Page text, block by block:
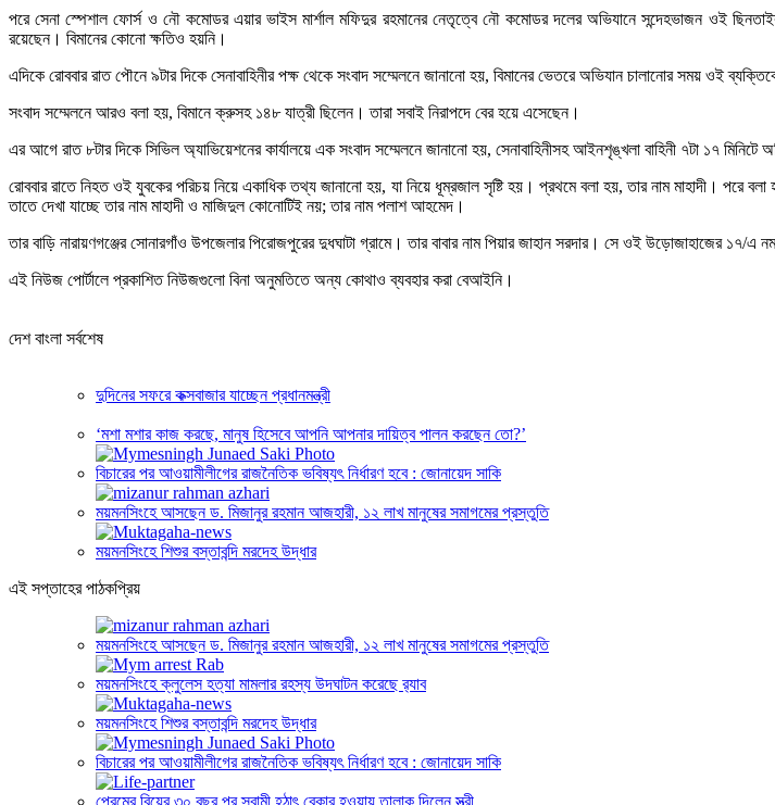
পরে সেনা স্পেশাল ফোর্স ও নৌ কমোডর এয়ার ভাইস মার্শাল মফিদুর রহমানের নেতৃত্বে নৌ কমোডর দলের অভিযানে সন্দেহভাজন ওই
রয়েছেন। বিমানের কোনো ক্ষতিও হয়নি।
এদিকে রোববার রাত পৌনে ৯টার দিকে সেনাবাহিনীর পক্ষ থেকে সংবাদ সম্মেলনে জানানো হয়, বিমানের ভেতরে অভিযান চালানোর সময় ওই
সংবাদ সম্মেলনে আরও বলা হয়, বিমানে ক্রুসহ ১৪৮ যাত্রী ছিলেন। তারা সবাই নিরাপদে বের হয়ে এসেছেন।
এর আগে রাত ৮টার দিকে সিভিল অ্যাভিয়েশনের কার্যালয়ে এক সংবাদ সম্মেলনে জানানো হয়, সেনাবাহিনীসহ আইনশৃঙ্খলা বাহিনী ৭টা ১৭
রোববার রাতে নিহত ওই যুবকের পরিচয় নিয়ে একাধিক তথ্য জানানো হয়, যা নিয়ে ধূম্রজাল সৃষ্টি হয়। প্রথমে বলা হয়, তার নাম মাহাদী।
তাতে দেখা যাচ্ছে তার নাম মাহাদী ও মাজিদুল কোনোটিই নয়; তার নাম পলাশ আহমেদ।
তার বাড়ি নারায়ণগঞ্জের সোনারগাঁও উপজেলার পিরোজপুরের দুধঘাটা গ্রামে। তার বাবার নাম পিয়ার জাহান সরদার। সে ওই উড়োজাহাজের ১৭/
এই নিউজ পোর্টালে প্রকাশিত নিউজগুলো বিনা অনুমতিতে অন্য কোথাও ব্যবহার করা বেআইনি।
দেশ বাংলা সর্বশেষ
দুদিনের সফরে কক্সবাজার যাচ্ছেন প্রধানমন্ত্রী
‘মশা মশার কাজ করছে, মানুষ হিসেবে আপনি আপনার দায়িত্ব পালন করছেন তো?’
বিচারের পর আওয়ামীলীগের রাজনৈতিক ভবিষ্যৎ নির্ধারণ হবে : জোনায়েদ সাকি
ময়মনসিংহে আসছেন ড. মিজানুর রহমান আজহারী, ১২ লাখ মানুষের সমাগমের প্রস্তুতি
ময়মনসিংহে শিশুর বস্তাবন্দি মরদেহ উদ্ধার
এই সপ্তাহের পাঠকপ্রিয়
ময়মনসিংহে আসছেন ড. মিজানুর রহমান আজহারী, ১২ লাখ মানুষের সমাগমের প্রস্তুতি
ময়মনসিংহে ক্লুলেস হত্যা মামলার রহস্য উদঘাটন করেছে র‍্যাব
ময়মনসিংহে শিশুর বস্তাবন্দি মরদেহ উদ্ধার
বিচারের পর আওয়ামীলীগের রাজনৈতিক ভবিষ্যৎ নির্ধারণ হবে : জোনায়েদ সাকি
প্রেমের বিয়ের ৩০ বছর পর স্বামী হঠাৎ বেকার হওয়ায় তালাক দিলেন স্ত্রী